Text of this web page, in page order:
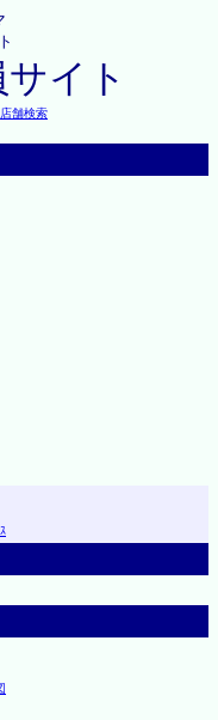
イト
店舗検索